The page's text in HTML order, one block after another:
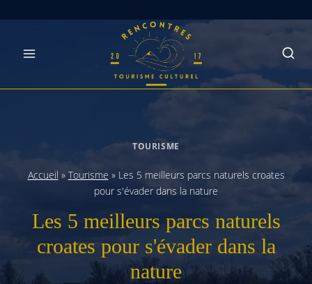
TOURISME
Accueil » Tourisme » Les 5 meilleurs parcs naturels croates
pour s'évader dans la nature
Les 5 meilleurs parcs naturels
croates pour s'évader dans la
nature